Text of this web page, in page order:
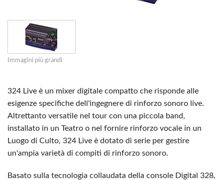
Immagini più grandi
324 Live è un mixer digitale compatto che risponde alle
esigenze specifiche dell'ingegnere di rinforzo sonoro live.
Altrettanto versatile nel tour con una piccola band,
installato in un Teatro o nel fornire rinforzo vocale in un
Luogo di Culto, 324 Live è dotato di serie per gestire
un'ampia varietà di compiti di rinforzo sonoro.
Basato sulla tecnologia collaudata della console Digital 328,